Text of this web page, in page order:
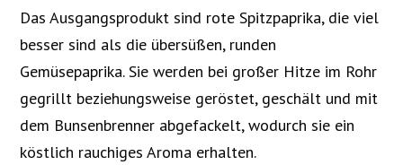
Das Ausgangsprodukt sind rote Spitzpaprika, die viel
besser sind als die übersüßen, runden
Gemüsepaprika. Sie werden bei großer Hitze im Rohr
gegrillt beziehungsweise geröstet, geschält und mit
dem Bunsenbrenner abgefackelt, wodurch sie ein
köstlich rauchiges Aroma erhalten.